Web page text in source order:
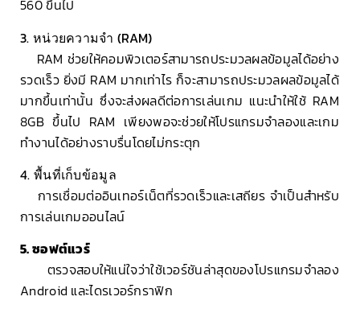
560 ขึ้นไป
3. หน่วยความจำ (RAM)
RAM ช่วยให้คอมพิวเตอร์สามารถประมวลผลข้อมูลได้อย่าง
รวดเร็ว ยิ่งมี RAM มากเท่าไร ก็จะสามารถประมวลผลข้อมูลได้
มากขึ้นเท่านั้น ซึ่งจะส่งผลดีต่อการเล่นเกม แนะนำให้ใช้ RAM
8GB ขึ้นไป RAM เพียงพอจะช่วยให้โปรแกรมจำลองและเกม
ทำงานได้อย่างราบรื่นโดยไม่กระตุก
4. พื้นที่เก็บข้อมูล
การเชื่อมต่ออินเทอร์เน็ตที่รวดเร็วและเสถียร จำเป็นสำหรับ
การเล่นเกมออนไลน์
5. ซอฟต์แวร์
ตรวจสอบให้แน่ใจว่าใช้เวอร์ชันล่าสุดของโปรแกรมจำลอง
Android และไดรเวอร์กราฟิก